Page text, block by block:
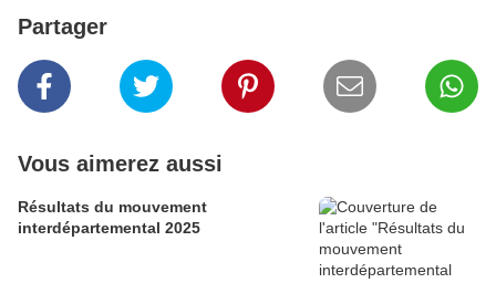
Partager
Vous aimerez aussi
Résultats du mouvement
interdépartemental 2025